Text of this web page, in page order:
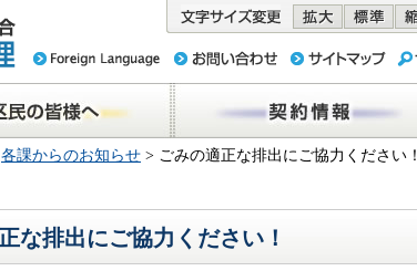
契約情報
各課からのお知らせ > ごみの適正な排出にご協力ください！
な排出にご協力ください！